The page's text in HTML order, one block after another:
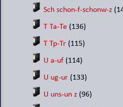
Sch schon-f-schonw-z
T Ta-Te (136)
T Tp-Tr (115)
U a-uf (114)
U ug-ur (133)
U uns-un z (96)